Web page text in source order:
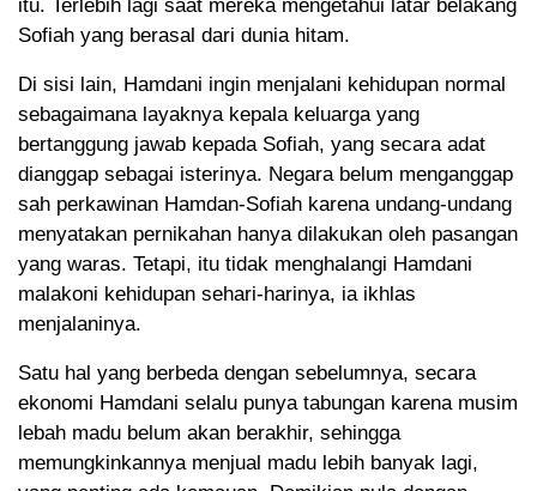
itu. Terlebih lagi saat mereka mengetahui latar belakang
Sofiah yang berasal dari dunia hitam.
Di sisi lain, Hamdani ingin menjalani kehidupan normal
sebagaimana layaknya kepala keluarga yang
bertanggung jawab kepada Sofiah, yang secara adat
dianggap sebagai isterinya. Negara belum menganggap
sah perkawinan Hamdan-Sofiah karena undang-undang
menyatakan pernikahan hanya dilakukan oleh pasangan
yang waras. Tetapi, itu tidak menghalangi Hamdani
malakoni kehidupan sehari-harinya, ia ikhlas
menjalaninya.
Satu hal yang berbeda dengan sebelumnya, secara
ekonomi Hamdani selalu punya tabungan karena musim
lebah madu belum akan berakhir, sehingga
memungkinkannya menjual madu lebih banyak lagi,